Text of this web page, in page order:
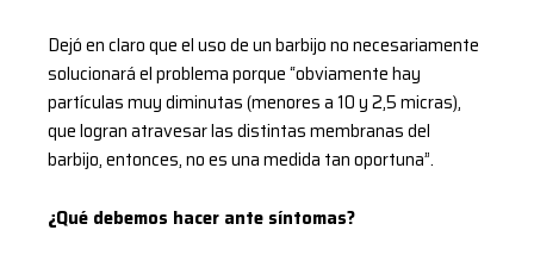
Dejó en claro que el uso de un barbijo no necesariamente
solucionará el problema porque “obviamente hay
partículas muy diminutas (menores a 10 y 2,5 micras),
que logran atravesar las distintas membranas del
barbijo, entonces, no es una medida tan oportuna”.
¿Qué debemos hacer ante síntomas?